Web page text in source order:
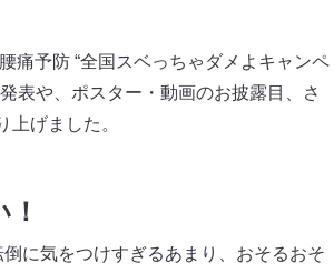
痛予防 “全国スベっちゃダメよキャンペ
表や、ポスター・動画のお披露目、さ
げました。
に気をつけすぎるあまり、おそるおそ